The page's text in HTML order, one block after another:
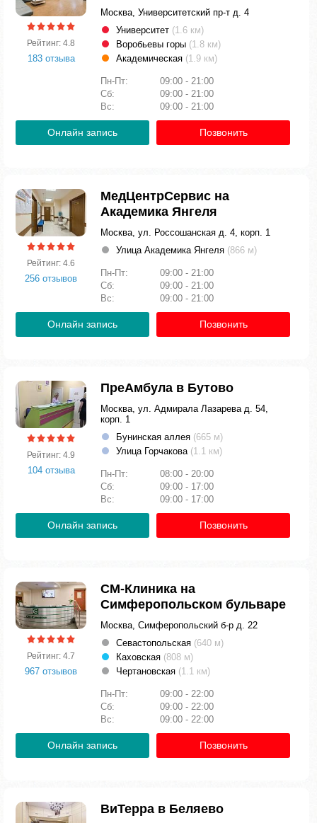
Рейтинг: 4.8
183 отзыва
Москва, Университетский пр-т д. 4
Университет (1.6 км)
Воробьевы горы (1.8 км)
Академическая (1.9 км)
Пн-Пт:
09:00 - 21:00
Сб:
09:00 - 21:00
Вс:
09:00 - 21:00
Онлайн запись Позвонить
Рейтинг: 4.6
256 отзывов
МедЦентрСервис на
Академика Янгеля
Москва, ул. Россошанская д. 4, корп. 1
Улица Академика Янгеля (866 м)
Пн-Пт:
09:00 - 21:00
Сб:
09:00 - 21:00
Вс:
09:00 - 21:00
Онлайн запись Позвонить
Рейтинг: 4.9
104 отзыва
ПреАмбула в Бутово
Москва, ул. Адмирала Лазарева д. 54,
корп. 1
Бунинская аллея (665 м)
Улица Горчакова (1.1 км)
Пн-Пт:
08:00 - 20:00
Сб:
09:00 - 17:00
Вс:
09:00 - 17:00
Онлайн запись Позвонить
Рейтинг: 4.7
967 отзывов
СМ-Клиника на
Симферопольском бульваре
Москва, Симферопольский б-р д. 22
Севастопольская (640 м)
Каховская (808 м)
Чертановская (1.1 км)
Пн-Пт:
09:00 - 22:00
Сб:
09:00 - 22:00
Вс:
09:00 - 22:00
Онлайн запись Позвонить
ВиТерра в Беляево